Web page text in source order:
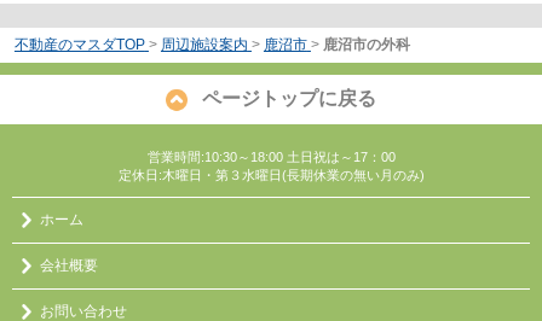
不動産のマスダTOP > 周辺施設案内 > 鹿沼市 > 鹿沼市の外科
ページトップに戻る
営業時間:10:30～18:00 土日祝は～17：00
定休日:木曜日・第３水曜日(長期休業の無い月のみ)
ホーム
会社概要
お問い合わせ